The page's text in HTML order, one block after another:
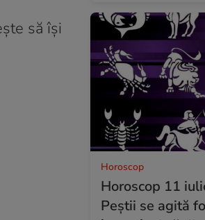
să își
Horoscop
Horoscop 11
Peștii se agită